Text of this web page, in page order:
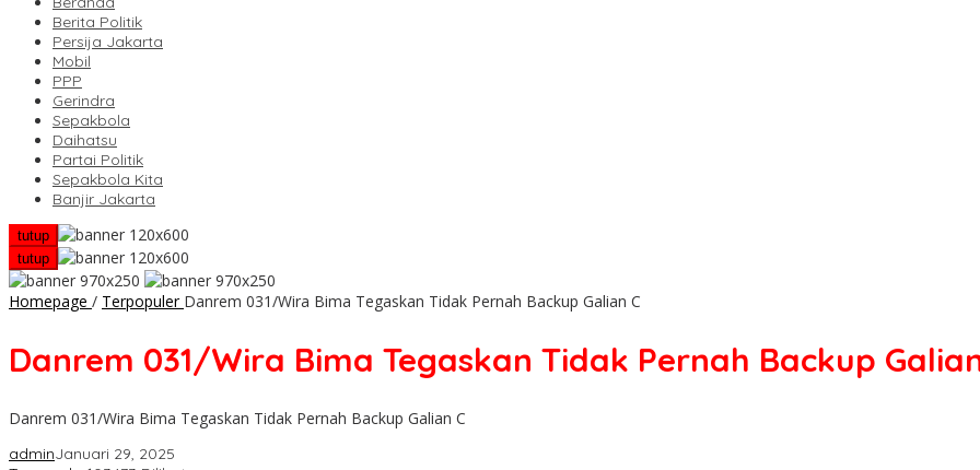
Berita Politik
Persija Jakarta
Mobil
PPP
Gerindra
Sepakbola
Daihatsu
Partai Politik
Sepakbola Kita
Banjir Jakarta
tutup
tutup
Homepage / Terpopuler Danrem 031/Wira Bima Tegaskan Tidak Pernah Backup Galian C
Danrem 031/Wira Bima Tegaskan Tidak Pernah Backup
Danrem 031/Wira Bima Tegaskan Tidak Pernah Backup Galian C
adminJanuari 29, 2025